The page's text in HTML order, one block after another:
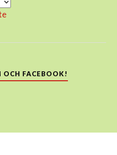
OCH FACEBOOK!